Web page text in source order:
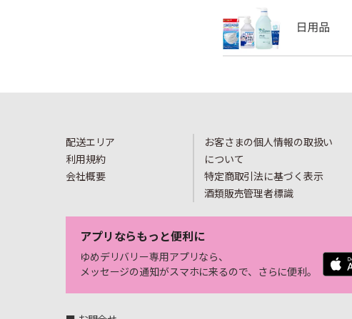
配送エリア
利用規約
会社概要
お客さまの個人情報の取扱い
について
特定商取引法に基づく表示
酒類販売管理者標識
アプリならもっと便利に
ゆめデリバリー専用アプリなら、
メッセージの通知がスマホに来るので、さらに便利。